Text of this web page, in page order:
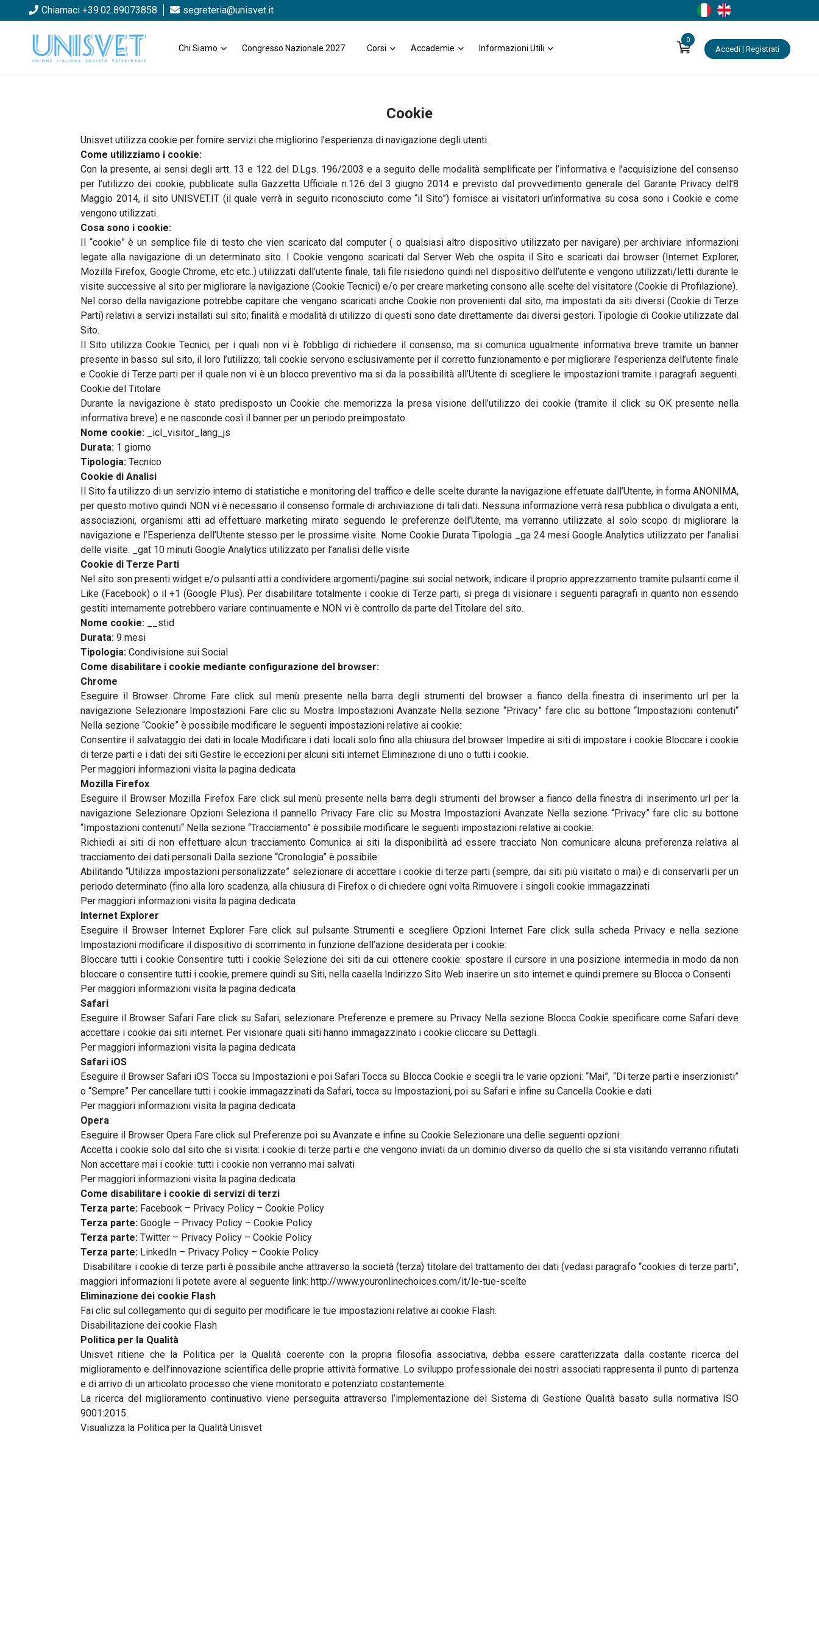
Chiamaci +39.02.89073858 segreteria@unisvet.it
Chi Siamo Congresso Nazionale 2027 Corsi Accademie Informazioni Utili
0
Accedi | Registrati
Cookie
Unisvet utilizza cookie per fornire servizi che migliorino l’esperienza di navigazione degli utenti.
Come utilizziamo i cookie:
Con la presente, ai sensi degli artt. 13 e 122 del D.Lgs. 196/2003 e a seguito delle modalità semplificate per l’informativa e l’acquisizione del consenso
per l’utilizzo dei cookie, pubblicate sulla Gazzetta Ufficiale n.126 del 3 giugno 2014 e previsto dal provvedimento generale del Garante Privacy dell’8
Maggio 2014, il sito UNISVET.IT (il quale verrà in seguito riconosciuto come “il Sito”) fornisce ai visitatori un’informativa su cosa sono i Cookie e come
vengono utilizzati.
Cosa sono i cookie:
Il “cookie” è un semplice file di testo che vien scaricato dal computer ( o qualsiasi altro dispositivo utilizzato per navigare) per archiviare informazioni
legate alla navigazione di un determinato sito. I Cookie vengono scaricati dal Server Web che ospita il Sito e scaricati dai browser (Internet Explorer,
Mozilla Firefox, Google Chrome, etc etc..) utilizzati dall’utente finale, tali file risiedono quindi nel dispositivo dell’utente e vengono utilizzati/letti durante le
visite successive al sito per migliorare la navigazione (Cookie Tecnici) e/o per creare marketing consono alle scelte del visitatore (Cookie di Profilazione).
Nel corso della navigazione potrebbe capitare che vengano scaricati anche Cookie non provenienti dal sito, ma impostati da siti diversi (Cookie di Terze
Parti) relativi a servizi installati sul sito; finalità e modalità di utilizzo di questi sono date direttamente dai diversi gestori. Tipologie di Cookie utilizzate dal
Sito.
Il Sito utilizza Cookie Tecnici, per i quali non vi è l’obbligo di richiedere il consenso, ma si comunica ugualmente informativa breve tramite un banner
presente in basso sul sito, il loro l’utilizzo; tali cookie servono esclusivamente per il corretto funzionamento e per migliorare l’esperienza dell’utente finale
e Cookie di Terze parti per il quale non vi è un blocco preventivo ma si da la possibilità all’Utente di scegliere le impostazioni tramite i paragrafi seguenti.
Cookie del Titolare
Durante la navigazione è stato predisposto un Cookie che memorizza la presa visione dell’utilizzo dei cookie (tramite il click su OK presente nella
informativa breve) e ne nasconde così il banner per un periodo preimpostato.
Nome cookie: _icl_visitor_lang_js
Durata: 1 giorno
Tipologia: Tecnico
Cookie di Analisi
Il Sito fa utilizzo di un servizio interno di statistiche e monitoring del traffico e delle scelte durante la navigazione effetuate dall’Utente, in forma ANONIMA,
per questo motivo quindi NON vi è necessario il consenso formale di archiviazione di tali dati. Nessuna informazione verrà resa pubblica o divulgata a enti,
associazioni, organismi atti ad effettuare marketing mirato seguendo le preferenze dell’Utente, ma verranno utilizzate al solo scopo di migliorare la
navigazione e l’Esperienza dell’Utente stesso per le prossime visite. Nome Cookie Durata Tipologia _ga 24 mesi Google Analytics utilizzato per l’analisi
delle visite. _gat 10 minuti Google Analytics utilizzato per l’analisi delle visite
Cookie di Terze Parti
Nel sito son presenti widget e/o pulsanti atti a condividere argomenti/pagine sui social network, indicare il proprio apprezzamento tramite pulsanti come il
Like (Facebook) o il +1 (Google Plus). Per disabilitare totalmente i cookie di Terze parti, si prega di visionare i seguenti paragrafi in quanto non essendo
gestiti internamente potrebbero variare continuamente e NON vi è controllo da parte del Titolare del sito.
Nome cookie: __stid
Durata: 9 mesi
Tipologia: Condivisione sui Social
Come disabilitare i cookie mediante configurazione del browser:
Chrome
Eseguire il Browser Chrome Fare click sul menù presente nella barra degli strumenti del browser a fianco della finestra di inserimento url per la
navigazione Selezionare Impostazioni Fare clic su Mostra Impostazioni Avanzate Nella sezione “Privacy” fare clic su bottone “Impostazioni contenuti“
Nella sezione “Cookie” è possibile modificare le seguenti impostazioni relative ai cookie:
Consentire il salvataggio dei dati in locale Modificare i dati locali solo fino alla chiusura del browser Impedire ai siti di impostare i cookie Bloccare i cookie
di terze parti e i dati dei siti Gestire le eccezioni per alcuni siti internet Eliminazione di uno o tutti i cookie.
Per maggiori informazioni visita la pagina dedicata
Mozilla Firefox
Eseguire il Browser Mozilla Firefox Fare click sul menù presente nella barra degli strumenti del browser a fianco della finestra di inserimento url per la
navigazione Selezionare Opzioni Seleziona il pannello Privacy Fare clic su Mostra Impostazioni Avanzate Nella sezione “Privacy” fare clic su bottone
“Impostazioni contenuti“ Nella sezione “Tracciamento” è possibile modificare le seguenti impostazioni relative ai cookie:
Richiedi ai siti di non effettuare alcun tracciamento Comunica ai siti la disponibilità ad essere tracciato Non comunicare alcuna preferenza relativa al
tracciamento dei dati personali Dalla sezione “Cronologia” è possibile:
Abilitando “Utilizza impostazioni personalizzate” selezionare di accettare i cookie di terze parti (sempre, dai siti più visitato o mai) e di conservarli per un
periodo determinato (fino alla loro scadenza, alla chiusura di Firefox o di chiedere ogni volta Rimuovere i singoli cookie immagazzinati
Per maggiori informazioni visita la pagina dedicata
Internet Explorer
Eseguire il Browser Internet Explorer Fare click sul pulsante Strumenti e scegliere Opzioni Internet Fare click sulla scheda Privacy e nella sezione
Impostazioni modificare il dispositivo di scorrimento in funzione dell’azione desiderata per i cookie:
Bloccare tutti i cookie Consentire tutti i cookie Selezione dei siti da cui ottenere cookie: spostare il cursore in una posizione intermedia in modo da non
bloccare o consentire tutti i cookie, premere quindi su Siti, nella casella Indirizzo Sito Web inserire un sito internet e quindi premere su Blocca o Consenti
Per maggiori informazioni visita la pagina dedicata
Safari
Eseguire il Browser Safari Fare click su Safari, selezionare Preferenze e premere su Privacy Nella sezione Blocca Cookie specificare come Safari deve
accettare i cookie dai siti internet. Per visionare quali siti hanno immagazzinato i cookie cliccare su Dettagli.
Per maggiori informazioni visita la pagina dedicata
Safari iOS
Eseguire il Browser Safari iOS Tocca su Impostazioni e poi Safari Tocca su Blocca Cookie e scegli tra le varie opzioni: “Mai”, “Di terze parti e inserzionisti”
o “Sempre” Per cancellare tutti i cookie immagazzinati da Safari, tocca su Impostazioni, poi su Safari e infine su Cancella Cookie e dati
Per maggiori informazioni visita la pagina dedicata
Opera
Eseguire il Browser Opera Fare click sul Preferenze poi su Avanzate e infine su Cookie Selezionare una delle seguenti opzioni:
Accetta i cookie solo dal sito che si visita: i cookie di terze parti e che vengono inviati da un dominio diverso da quello che si sta visitando verranno rifiutati
Non accettare mai i cookie: tutti i cookie non verranno mai salvati
Per maggiori informazioni visita la pagina dedicata
Come disabilitare i cookie di servizi di terzi
Terza parte: Facebook – Privacy Policy – Cookie Policy
Terza parte: Google – Privacy Policy – Cookie Policy
Terza parte: Twitter – Privacy Policy – Cookie Policy
Terza parte: LinkedIn – Privacy Policy – Cookie Policy
Disabilitare i cookie di terze parti è possibile anche attraverso la società (terza) titolare del trattamento dei dati (vedasi paragrafo “cookies di terze parti”,
maggiori informazioni li potete avere al seguente link: http://www.youronlinechoices.com/it/le-tue-scelte
Eliminazione dei cookie Flash
Fai clic sul collegamento qui di seguito per modificare le tue impostazioni relative ai cookie Flash.
Disabilitazione dei cookie Flash
Politica per la Qualità
Unisvet ritiene che la Politica per la Qualità coerente con la propria filosofia associativa, debba essere caratterizzata dalla costante ricerca del
miglioramento e dell’innovazione scientifica delle proprie attività formative. Lo sviluppo professionale dei nostri associati rappresenta il punto di partenza
e di arrivo di un articolato processo che viene monitorato e potenziato costantemente.
La ricerca del miglioramento continuativo viene perseguita attraverso l’implementazione del Sistema di Gestione Qualità basato sulla normativa ISO
9001:2015.
Visualizza la Politica per la Qualità Unisvet